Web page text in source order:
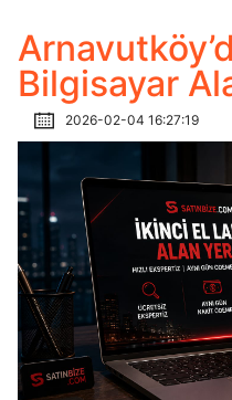
Bilgisayar
2026-02-04 16:27:19